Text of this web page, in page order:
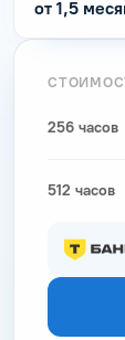
от 1,5
256 часов
512 часов